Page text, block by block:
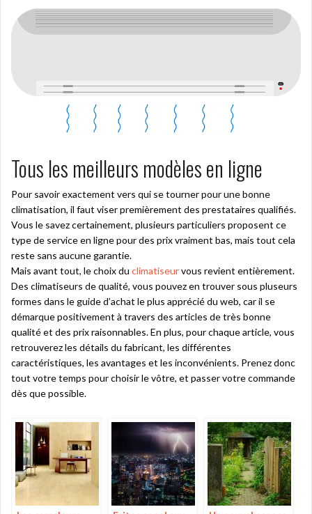
Tous les meilleurs modèles en ligne
Pour savoir exactement vers qui se tourner pour une bonne
climatisation, il faut viser premièrement des prestataires qualifiés.
Vous le savez certainement, plusieurs particuliers proposent ce
type de service en ligne pour des prix vraiment bas, mais tout cela
reste sans aucune garantie.
Mais avant tout, le choix du climatiseurvous revient entièrement.
Des climatiseurs de qualité, vous pouvez en trouver sous pluseurs
formes dans le guide d’achat le plus apprécié du web, car il se
démarque positivement à travers des articles de très bonne
qualité et des prix raisonnables. En plus, pour chaque article, vous
retrouverez les détails du fabricant, les différentes
caractéristiques, les avantages et les inconvénients. Prenez donc
tout votre temps pour choisir le vôtre, et passer votre commande
dès que possible.